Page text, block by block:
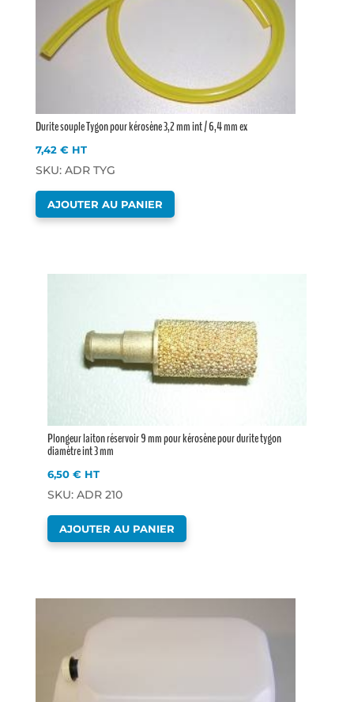
Durite souple Tygon pour kérosène 3,2 mm int / 6,4 mm ex
7,42€ HT
SKU: ADR TYG
AJOUTER AU PANIER
Plongeur laiton réservoir 9 mm pour kérosène pour durite tygon
diamètre int 3 mm
6,50 € HT
SKU: ADR 210
AJOUTER AU PANIER